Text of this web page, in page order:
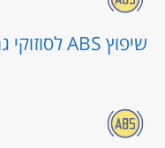
שיפוץ ABS לסוזוקי גרנד ויטרה קצר